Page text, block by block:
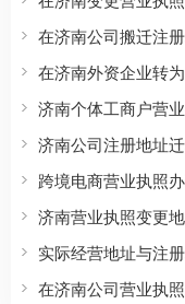
在济南公司搬迁注
在济南外资企业转
济南个体工商户营
济南公司注册地址
跨境电商营业执照
济南营业执照变更
实际经营地址与注
在济南公司营业执